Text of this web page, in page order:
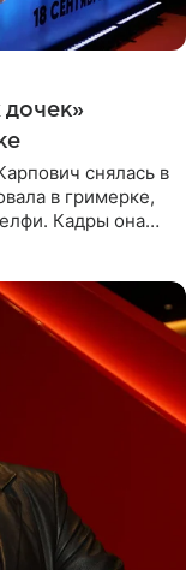
снялась в
в гримерке,
Кадры она